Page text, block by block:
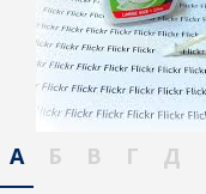
А Б В Г Д